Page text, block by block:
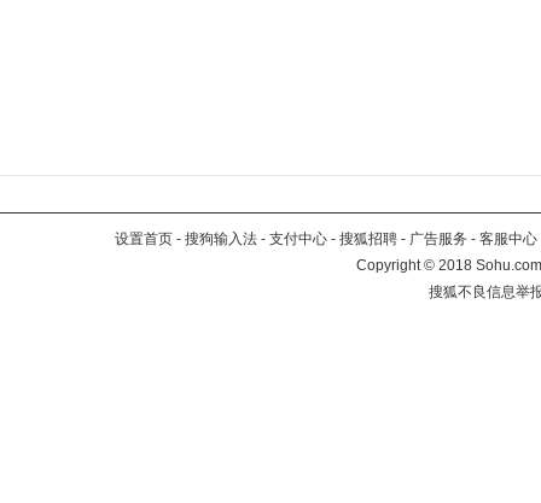
设置首页 - 搜狗输入法 - 支付中心 - 搜狐招聘 - 广告服务 - 客服中心
Copyright©2018
搜狐不良信息举